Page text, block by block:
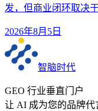
发，但商业闭环取决
2026年8月5日
智脑时代
GEO 行业垂直门户
让 AI 成为您的品牌代